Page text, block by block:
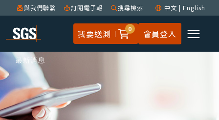
與我們聯繫 訂閱電子報 搜尋檢索 中文 | English
我要送測 0 會員登入
最新消息